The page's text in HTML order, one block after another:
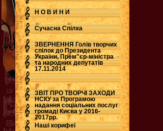
Н О В И Н И
Сучасна Cпілка
ЗВЕРНЕННЯ Голів творчих
спілок до Президента
України, Прем"єр-міністра
та народних депутатів
17.11.2014
.
ЗВІТ ПРО ТВОРЧІ ЗАХОДИ
НСКУ за Програмою
надання соціальних послуг
громаді Києва у 2016-
2017рр.
.
Наші корифеї